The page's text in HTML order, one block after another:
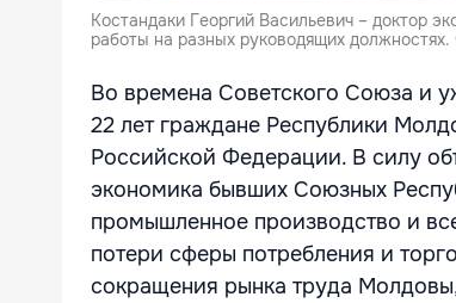
Костандаки Георгий Васильевич – доктор
работы на разных руководящих
Во времена Советского Союза и
22 лет граждане Республики
Российской Федерации. В силу
экономика бывших Союзных
промышленное производство и
потери сферы потребления и
сокращения рынка труда